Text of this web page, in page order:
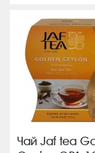
Чай Jaf tea